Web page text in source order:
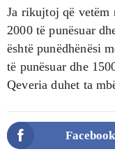
Ja rikujtoj që vetëm
2000 të punësuar
është punëdhënësi
të punësuar dhe
Qeveria duhet ta
Facebook